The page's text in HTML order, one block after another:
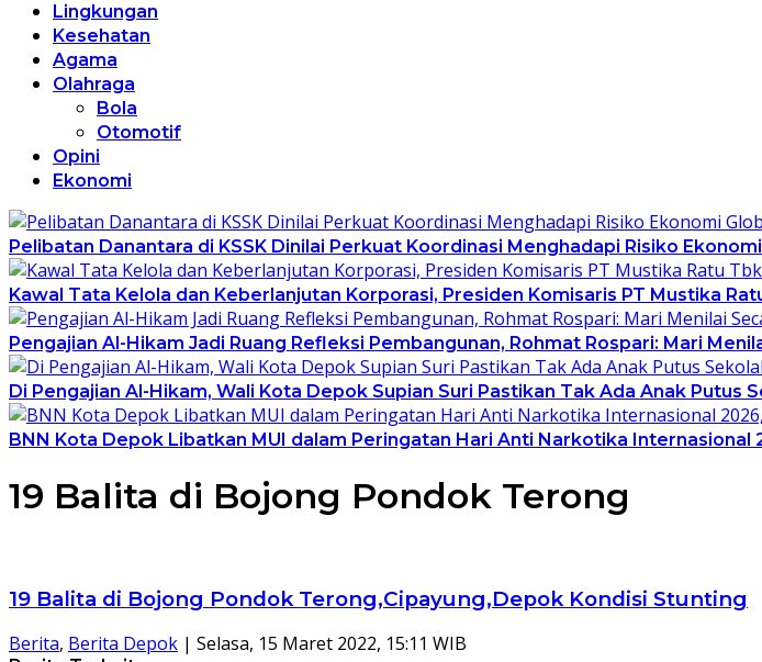
Lingkungan
Kesehatan
Agama
Olahraga
Bola
Otomotif
Opini
Ekonomi
Pelibatan Danantara di KSSK Dinilai Perkuat Koordinasi Menghadapi Risiko
Kawal Tata Kelola dan Keberlanjutan Korporasi, Presiden Komisaris PT Mustika
Pengajian Al-Hikam Jadi Ruang Refleksi Pembangunan, Rohmat Rospari: Mari
Di Pengajian Al-Hikam, Wali Kota Depok Supian Suri Pastikan Tak Ada Anak Putus
BNN Kota Depok Libatkan MUI dalam Peringatan Hari Anti Narkotika Internasional
19 Balita di Bojong Pondok Terong
19 Balita di Bojong Pondok Terong,Cipayung,Depok Kondisi Stunting
Berita, Berita Depok | Selasa, 15 Maret 2022, 15:11 WIB